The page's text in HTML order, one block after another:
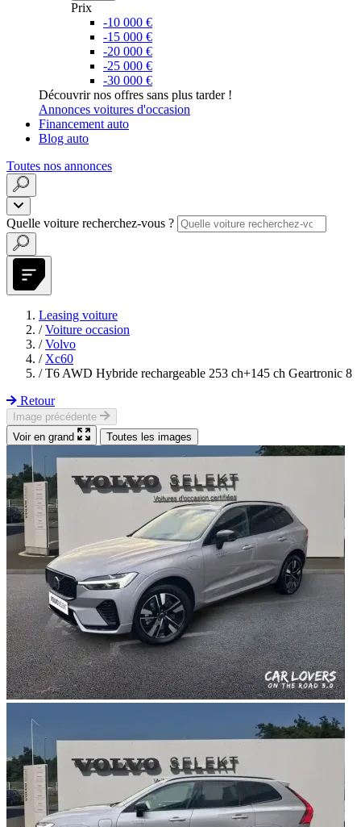
Prix
-10 000 €
-15 000 €
-20 000 €
-25 000 €
-30 000 €
Découvrir nos offres sans plus tarder !
Annonces voitures d'occasion
Financement auto
Blog auto
Toutes nos annonces
Quelle voiture recherchez-vous ?
Leasing voiture
/ Voiture occasion
/ Volvo
/ Xc60
/ T6 AWD Hybride rechargeable 253 ch+145 ch Geartronic 8
Retour
Image précédente
Voir en grand
Toutes les images